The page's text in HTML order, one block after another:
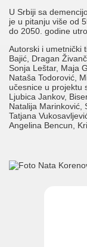
U Srbiji sa
je u pitanju više od
do 2050. godine
Autorski i umetnički
Bajić, Dragan
Sonja Leštar, Maja
Nataša Todorović,
učesnice u projektu
Ljubica Jankov,
Natalija Marinković,
Tatjana
Angelina Bencun,